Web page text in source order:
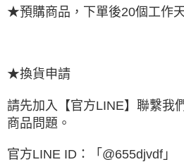
★預購商品，下單後20個工作
★換貨申請
請先加入【官方LINE】聯繫我
商品問題。
官方LINE ID：「@655djvdf」